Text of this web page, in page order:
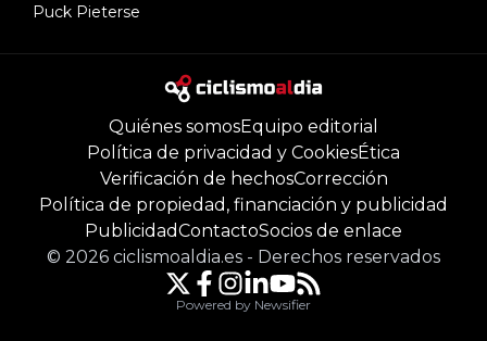
Puck Pieterse
Quiénes somosEquipo editorial
Política de privacidad y CookiesÉtica
Verificación de hechosCorrección
Política de propiedad, financiación y publicidad
PublicidadContactoSocios de enlace
© 2026 ciclismoaldia.es - Derechos reservados
Powered by Newsifier